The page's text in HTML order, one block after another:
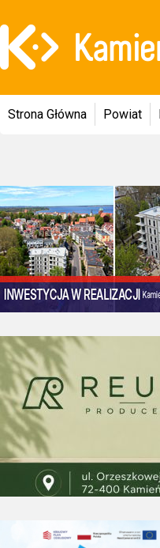
Strona Główna Powiat